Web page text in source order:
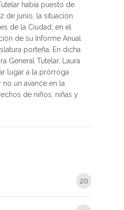
había puesto de
de junio, la situación
de la Ciudad, en el
de su Informe Anual
porteña. En dicha
General Tutelar, Laura
lugar a la prórroga
un avance en la
de niños, niñas y
20